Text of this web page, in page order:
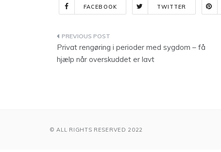
FACEBOOK TWITTER
Indlægsnavigation
Privat rengøring i perioder med sygdom – få
hjælp når overskuddet er lavt
© ALL RIGHTS RESERVED 2022